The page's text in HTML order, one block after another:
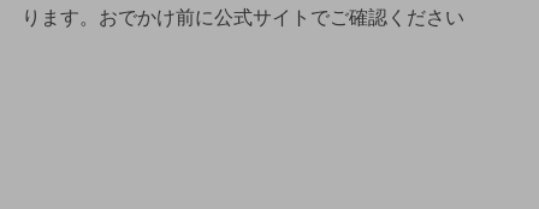
ります。おでかけ前に公式サイトでご確認ください